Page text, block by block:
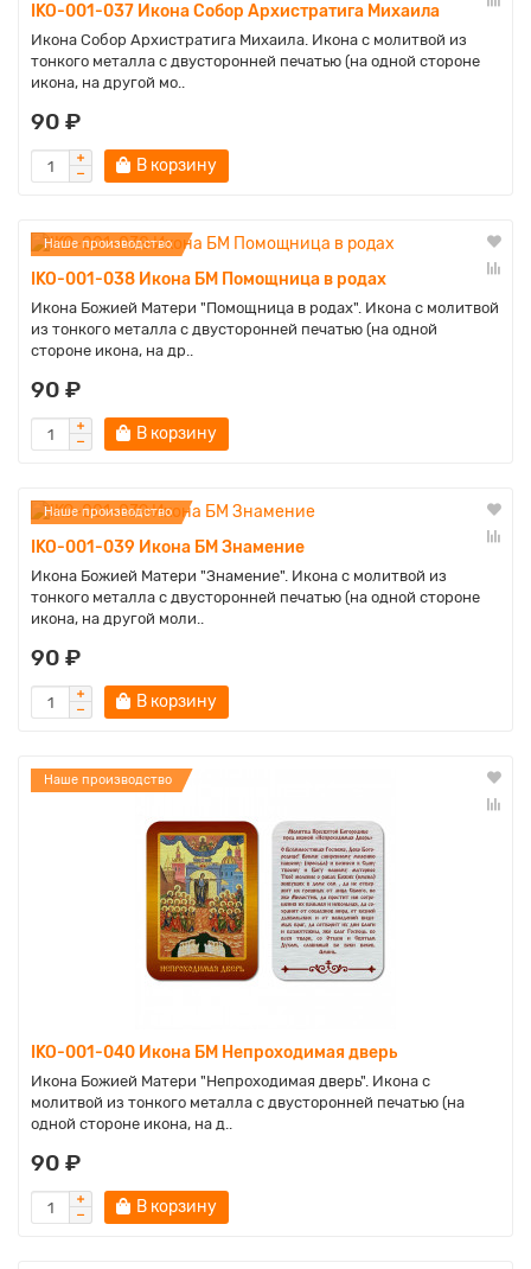
IKO-001-037 Икона Собор Архистратига Михаила
Икона Собор Архистратига Михаила. Икона с молитвой из
тонкого металла с двусторонней печатью (на одной стороне
икона, на другой мо..
90 ₽
В корзину
Наше производство
IKO-001-038 Икона БМ Помощница в родах
Икона Божией Матери "Помощница в родах". Икона с молитвой
из тонкого металла с двусторонней печатью (на одной
стороне икона, на др..
90 ₽
В корзину
Наше производство
IKO-001-039 Икона БМ Знамение
Икона Божией Матери "Знамение". Икона с молитвой из
тонкого металла с двусторонней печатью (на одной стороне
икона, на другой моли..
90 ₽
В корзину
Наше производство
IKO-001-040 Икона БМ Непроходимая дверь
Икона Божией Матери "Непроходимая дверь". Икона с
молитвой из тонкого металла с двусторонней печатью (на
одной стороне икона, на д..
90 ₽
В корзину